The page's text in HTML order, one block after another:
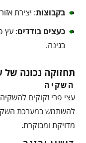
בקבוצות: יצירת
כעצים בודדים: עץ
בגינה.
תחזוקה נכונה של
השקיה
עצי פרי זקוקים
להשתמש במערכת
מדויקת ומבוקרת.